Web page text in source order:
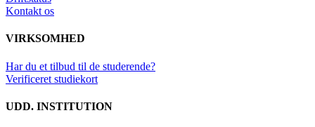
Kontakt os
VIRKSOMHED
Har du et tilbud til de studerende?
Verificeret studiekort
UDD. INSTITUTION